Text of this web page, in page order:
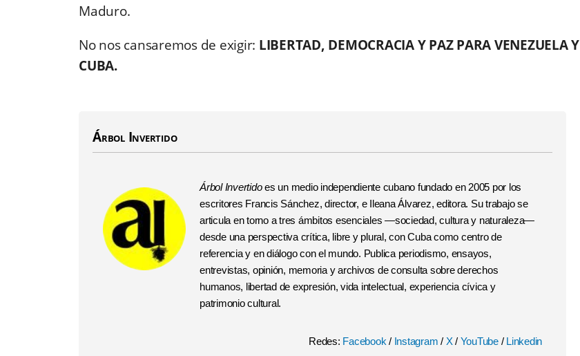
Maduro.
No nos cansaremos de exigir: LIBERTAD, DEMOCRACIA Y PAZ PARA VENEZUELA Y
CUBA.
Árbol Invertido
Árbol Invertidoes un medio independiente cubano fundado en 2005 por los
escritores Francis Sánchez, director, e Ileana Álvarez, editora. Su trabajo se
articula en torno a tres ámbitos esenciales —sociedad, cultura y naturaleza—
desde una perspectiva crítica, libre y plural, con Cuba como centro de
referencia y en diálogo con el mundo. Publica periodismo, ensayos,
entrevistas, opinión, memoria y archivos de consulta sobre derechos
humanos, libertad de expresión, vida intelectual, experiencia cívica y
patrimonio cultural.
Redes: Facebook / Instagram / X/ YouTube / Linkedin